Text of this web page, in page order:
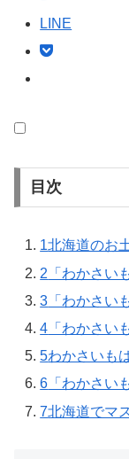
LINE
目次
1北海道のお
2 「わかさい
3 「わかさい
4 「わかさい
5わかさいも
6 「わかさい
7北海道でマ